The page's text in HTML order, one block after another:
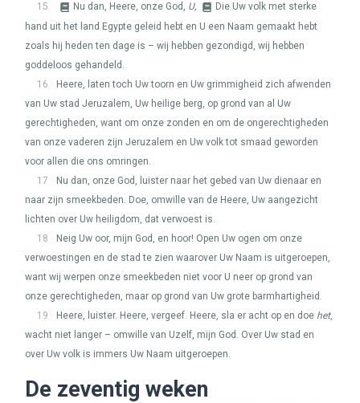
15
Nu dan, Heere, onze God, U,
Die Uw volk met sterke
hand uit het land Egypte geleid hebt en U een Naam gemaakt hebt
zoals hij heden ten dage is – wij hebben gezondigd, wij hebben
goddeloos gehandeld.
16
Heere, laten toch Uw toorn en Uw grimmigheid zich afwenden
van Uw stad Jeruzalem, Uw heilige berg, op grond van al Uw
gerechtigheden, want om onze zonden en om de ongerechtigheden
van onze vaderen zijn Jeruzalem en Uw volk tot smaad geworden
voor allen die ons omringen.
17
Nu dan, onze God, luister naar het gebed van Uw dienaar en
naar zijn smeekbeden. Doe, omwille van de Heere, Uw aangezicht
lichten over Uw heiligdom, dat verwoest is.
18
Neig Uw oor, mijn God, en hoor! Open Uw ogen om onze
verwoestingen en de stad te zien waarover Uw Naam is uitgeroepen,
want wij werpen onze smeekbeden niet voor U neer op grond van
onze gerechtigheden, maar op grond van Uw grote barmhartigheid.
19
Heere, luister. Heere, vergeef. Heere, sla er acht op en doe het,
wacht niet langer – omwille van Uzelf, mijn God. Over Uw stad en
over Uw volk is immers Uw Naam uitgeroepen.
De zeventig weken